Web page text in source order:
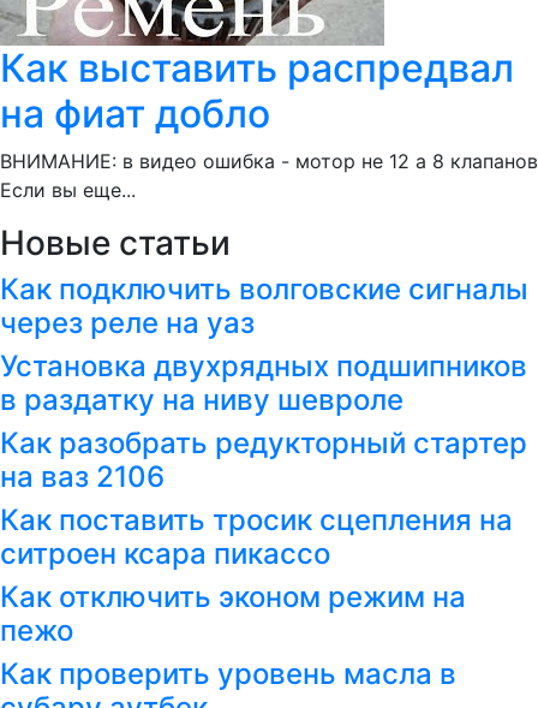
Как выставить распредвал
на фиат добло
ВНИМАНИЕ: в видео ошибка - мотор не 12 а 8 клапанов
Если вы еще...
Новые статьи
Как подключить волговские сигналы
через реле на уаз
Установка двухрядных подшипников
в раздатку на ниву шевроле
Как разобрать редукторный стартер
на ваз 2106
Как поставить тросик сцепления на
ситроен ксара пикассо
Как отключить эконом режим на
пежо
Как проверить уровень масла в